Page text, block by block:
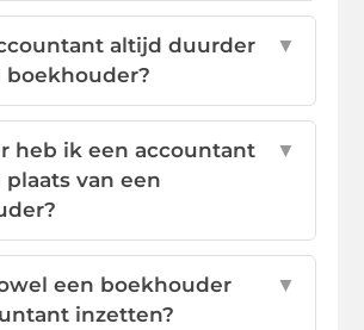
altijd duurder
boekhouder?
▼
heb ik een accountant
van een
▼
een boekhouder
inzetten?
▼